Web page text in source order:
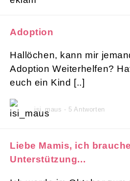
Adoption
Hallöchen, kann mir
Adoption Weiterhelfen?
euch ein Kind [..]
isi_maus - 5 Antworten
Liebe Mamis, ich
Unterstützung...